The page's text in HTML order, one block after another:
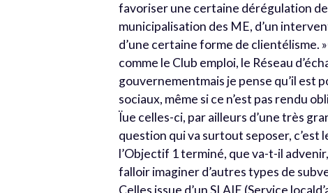
favoriser une certaine dérégulation de
municipalisation des ME, d’un
d’une certaine forme de clientélisme.
comme le Club emploi, le Réseau
gouvernementmais je pense qu’il est
sociaux, même si ce n’est pas rendu
Ïue celles-ci, par ailleurs d’une très
question qui va surtout seposer, c’est
l’Objectif 1 terminé, que va-t-il
falloir imaginer d’autres types de
Celles issue d’un SLAIE (Service